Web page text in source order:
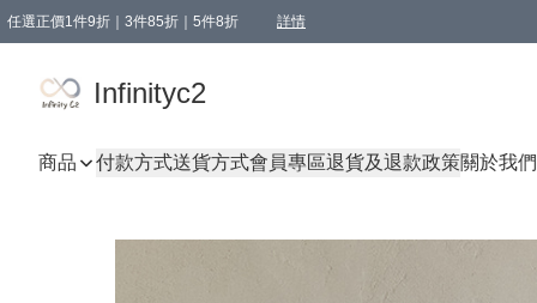
任選正價1件9折｜3件85折｜5件8折 詳情
Infinityc2
商品 付款方式送貨方式會員專區退貨及退款政策關於我們